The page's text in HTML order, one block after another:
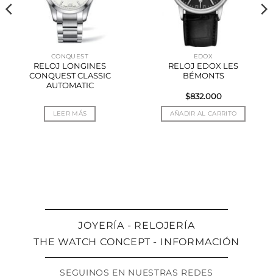
CONQUEST
RELOJ LONGINES
CONQUEST CLASSIC
AUTOMATIC
LEER MÁS
EDOX
RELOJ EDOX LES
BÉMONTS
$832.000
AÑADIR AL CARRITO
JOYERÍA - RELOJERÍA
THE WATCH CONCEPT - INFORMACIÓN
SEGUINOS EN NUESTRAS REDES